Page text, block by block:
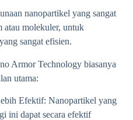
nanopartikel yang sangat
atau molekuler, untuk
sangat efisien.
Armor Technology biasanya
utama:
Efektif: Nanopartikel yang
ini dapat secara efektif